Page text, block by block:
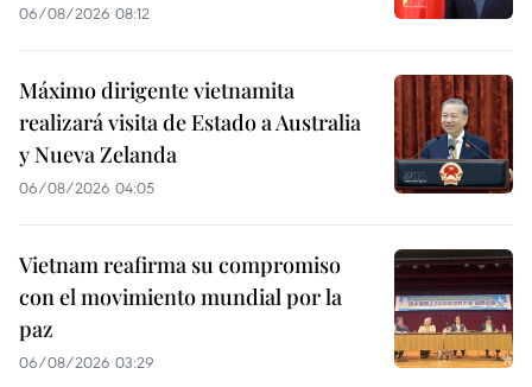
06/08/2026 08:12
Máximo dirigente vietnamita
realizará visita de Estado a Australia
y Nueva Zelanda
06/08/2026 04:05
Vietnam reafirma su compromiso
con el movimiento mundial por la
paz
06/08/2026 03:29